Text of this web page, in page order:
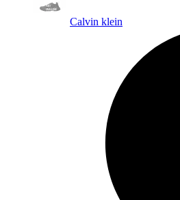
Calvin klein